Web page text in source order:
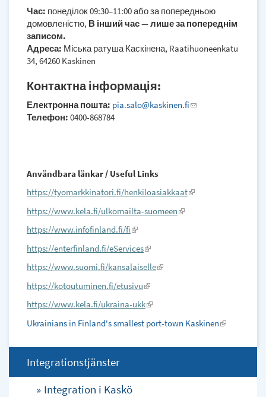
Час: понеділок 09:30–11:00 або за попередньою
домовленістю, В інший час — лише за попереднім
записом.
Адреса: Міська ратуша Каскінена, Raatihuoneenkatu
34, 64260 Kaskinen
Контактна інформація:
Електронна пошта: pia.salo@kaskinen.fi(link
Телефон: 0400-868784
Användbara länkar / Useful Links
https://tyomarkkinatori.fi/henkiloasiakkaat(link
https://www.kela.fi/ulkomailta-suomeen(link
https://www.infofinland.fi/fi(link
external)
https://enterfinland.fi/eServices(link
external)
https://www.suomi.fi/kansalaiselle(link
https://kotoutuminen.fi/etusivu(link
external)
https://www.kela.fi/ukraina-ukk(link
external)
Ukrainians in Finland's smallest port-town Kaskinen(link
external)
Integrationstjänster
Integration i Kaskö